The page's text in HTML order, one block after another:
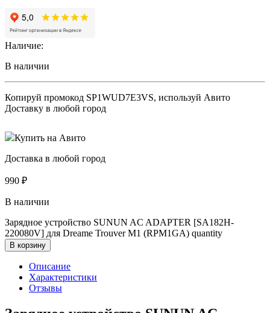
Наличие:
В наличии
Копируй промокод SP1WUD7E3VS, используй Авито
Доставку в любой город
Купить на Авито
Доставка в любой город
990 ₽
В наличии
Зарядное устройство SUNUN AC ADAPTER [SA182H-
220080V] для Dreame Trouver M1 (RPM1GA) quantity
В корзину
Описание
Характеристики
Отзывы